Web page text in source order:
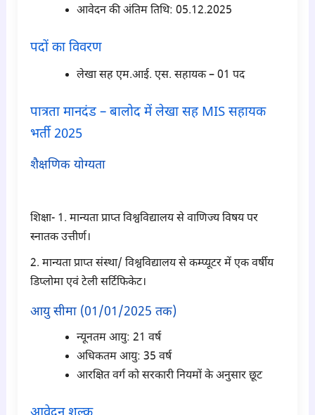
आवेदन की अंतिम तिथि: 05.12.2025
पदों का विवरण
लेखा सह एम.आई. एस. सहायक – 01 पद
पात्रता मानदंड – बालोद में लेखा सह MIS सहायक
भर्ती 2025
शैक्षणिक योग्यता
शिक्षा- 1. मान्यता प्राप्त विश्वविद्यालय से वाणिज्य विषय पर
स्नातक उत्तीर्ण।
2. मान्यता प्राप्त संस्था/ विश्वविद्यालय से कम्प्यूटर में एक वर्षीय
डिप्लोमा एवं टेली सर्टिफिकेट।
आयु सीमा (01/01/2025 तक)
न्यूनतम आयु: 21 वर्ष
अधिकतम आयु: 35 वर्ष
आरक्षित वर्ग को सरकारी नियमों के अनुसार छूट